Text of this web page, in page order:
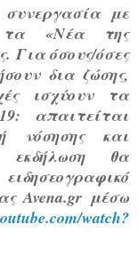
με
τα«Νέα της
Για όσους/όσες
δια ζώσης,
ισχύουν τα
απαιτείται
νόσησης και
θα
Avena.gr μέσω
watch?